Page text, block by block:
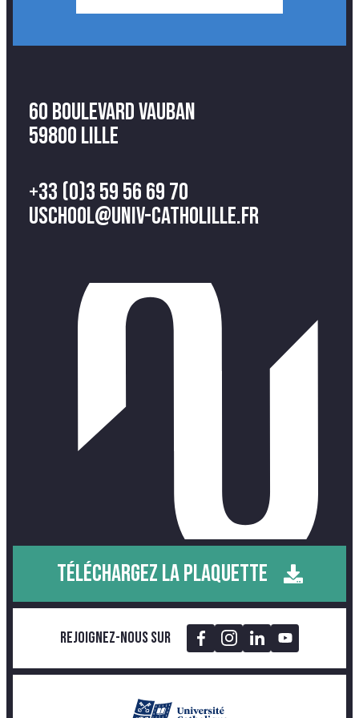
60 Boulevard Vauban
59800 Lille
+33 (0)3 59 56 69 70
uschool@univ-catholille.fr
TÉLÉCHARGEZ LA PLAQUETTE
Rejoignez-nous sur